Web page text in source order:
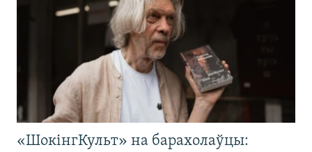
«ШокінгКульт» на барахолаўцы: